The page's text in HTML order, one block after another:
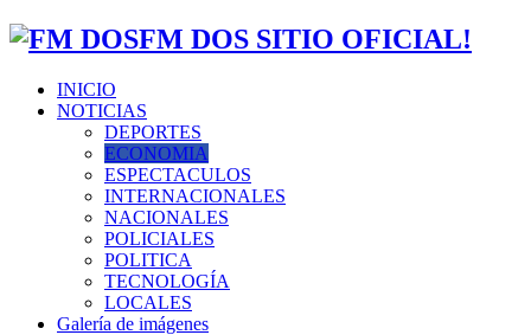
FM DOS SITIO OFICIAL!
INICIO
NOTICIAS
DEPORTES
ECONOMIA
ESPECTACULOS
INTERNACIONALES
NACIONALES
POLICIALES
POLITICA
TECNOLOGÍA
LOCALES
Galería de imágenes